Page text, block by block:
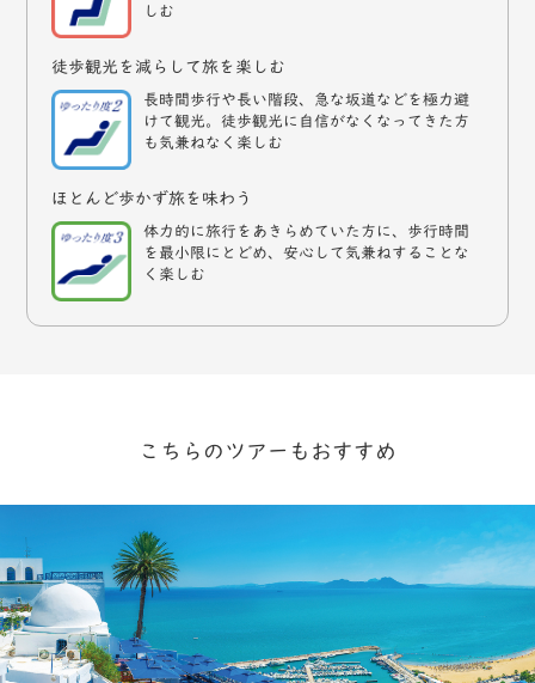
しむ
徒歩観光を減らして旅を楽しむ
長時間歩行や長い階段、急な坂道などを極力避
けて観光。徒歩観光に自信がなくなってきた方
も気兼ねなく楽しむ
ほとんど歩かず旅を味わう
体力的に旅行をあきらめていた方に、歩行時間
を最小限にとどめ、安心して気兼ねすることな
く楽しむ
こちらのツアーもおすすめ